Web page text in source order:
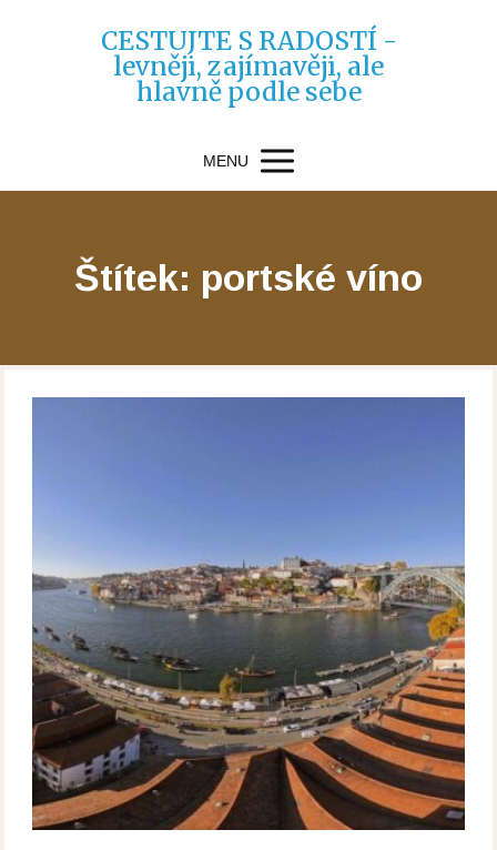
CESTUJTE S RADOSTÍ -
levněji, zajímavěji, ale
hlavně podle sebe
MENU
Štítek: portské víno